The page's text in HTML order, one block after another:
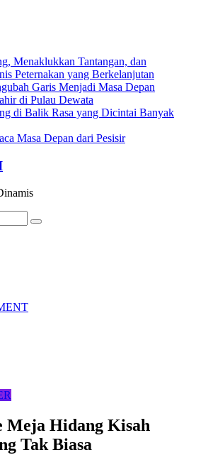
Menaklukkan Tantangan, dan
Peternakan yang Berkelanjutan
Garis Menjadi Masa Depan
di Pulau Dewata
di Balik Rasa yang Dicintai Banyak
Masa Depan dari Pesisir
Meja Hidang Kisah
Tak Biasa